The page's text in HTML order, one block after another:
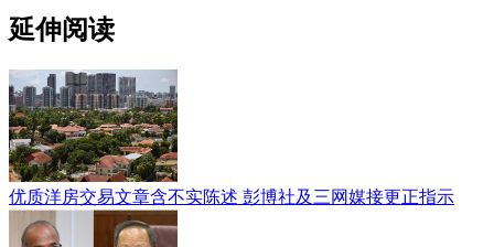
延伸阅读
优质洋房交易文章含不实陈述 彭博社及三网媒接更正指示